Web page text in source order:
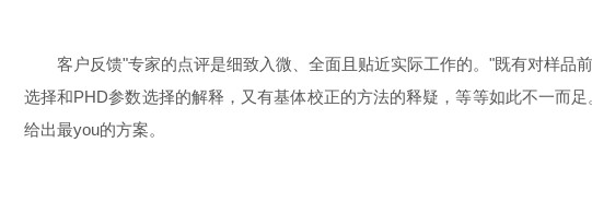
客户反馈"专家的点评是细致入微、全面且贴近实际工作的。"既有对样
选择和PHD参数选择的解释，又有基体校正的方法的释疑，等等如此不一而
给出最you的方案。